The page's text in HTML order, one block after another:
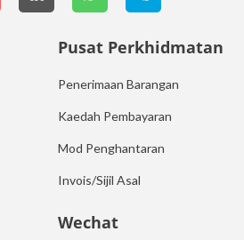
Pusat Perkhidmatan
Penerimaan Barangan
Kaedah Pembayaran
Mod Penghantaran
Invois/Sijil Asal
Wechat